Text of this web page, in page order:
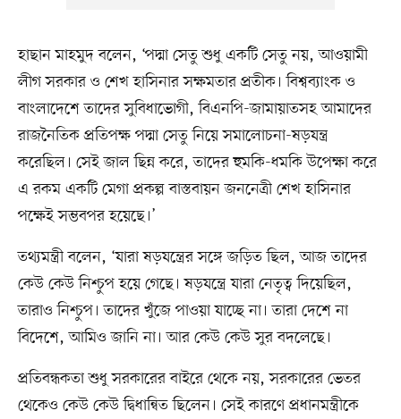
হাছান মাহমুদ বলেন, ‘পদ্মা সেতু শুধু একটি সেতু নয়, আওয়ামী
লীগ সরকার ও শেখ হাসিনার সক্ষমতার প্রতীক। বিশ্বব্যাংক ও
বাংলাদেশে তাদের সুবিধাভোগী, বিএনপি-জামায়াতসহ আমাদের
রাজনৈতিক প্রতিপক্ষ পদ্মা সেতু নিয়ে সমালোচনা-ষড়যন্ত্র
করেছিল। সেই জাল ছিন্ন করে, তাদের হুমকি-ধমকি উপেক্ষা করে
এ রকম একটি মেগা প্রকল্প বাস্তবায়ন জননেত্রী শেখ হাসিনার
পক্ষেই সম্ভবপর হয়েছে।’
তথ্যমন্ত্রী বলেন, ‘যারা ষড়যন্ত্রের সঙ্গে জড়িত ছিল, আজ তাদের
কেউ কেউ নিশ্চুপ হয়ে গেছে। ষড়যন্ত্রে যারা নেতৃত্ব দিয়েছিল,
তারাও নিশ্চুপ। তাদের খুঁজে পাওয়া যাচ্ছে না। তারা দেশে না
বিদেশে, আমিও জানি না। আর কেউ কেউ সুর বদলেছে।
প্রতিবন্ধকতা শুধু সরকারের বাইরে থেকে নয়, সরকারের ভেতর
থেকেও কেউ কেউ দ্বিধান্বিত ছিলেন। সেই কারণে প্রধানমন্ত্রীকে